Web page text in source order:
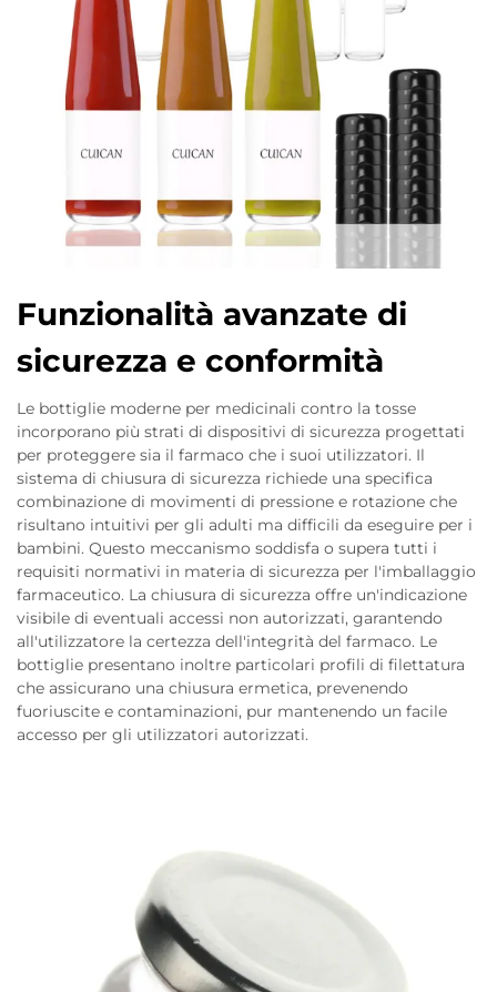
Funzionalità avanzate di
sicurezza e conformità
Le bottiglie moderne per medicinali contro la tosse
incorporano più strati di dispositivi di sicurezza progettati
per proteggere sia il farmaco che i suoi utilizzatori. Il
sistema di chiusura di sicurezza richiede una specifica
combinazione di movimenti di pressione e rotazione che
risultano intuitivi per gli adulti ma difficili da eseguire per i
bambini. Questo meccanismo soddisfa o supera tutti i
requisiti normativi in materia di sicurezza per l'imballaggio
farmaceutico. La chiusura di sicurezza offre un'indicazione
visibile di eventuali accessi non autorizzati, garantendo
all'utilizzatore la certezza dell'integrità del farmaco. Le
bottiglie presentano inoltre particolari profili di filettatura
che assicurano una chiusura ermetica, prevenendo
fuoriuscite e contaminazioni, pur mantenendo un facile
accesso per gli utilizzatori autorizzati.